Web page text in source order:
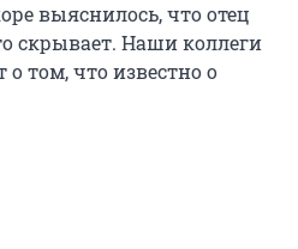
выяснилось, что отец
скрывает. Наши коллеги
том, что известно о